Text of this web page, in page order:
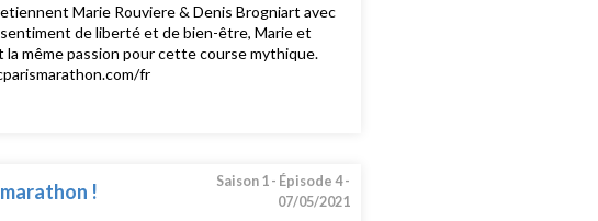
Marie Rouviere & Denis Brogniart avec
de liberté et de bien-être, Marie et
même passion pour cette course mythique.
fr
! Saison 1 - Épisode 4 -
07/05/2021